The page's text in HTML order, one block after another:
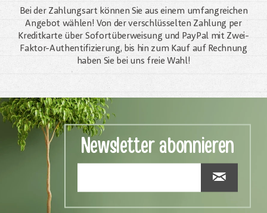
Bei der Zahlungsart können Sie aus einem umfangreichen
Angebot wählen! Von der verschlüsselten Zahlung per
Kreditkarte über Sofortüberweisung und PayPal mit Zwei-
Faktor-Authentifizierung, bis hin zum Kauf auf Rechnung
haben Sie bei uns freie Wahl!
Newsletter abonnieren